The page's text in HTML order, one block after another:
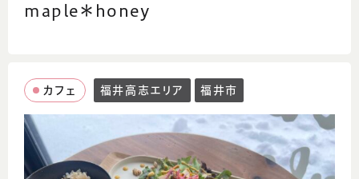
maple＊honey
カフェ 福井高志エリア 福井市